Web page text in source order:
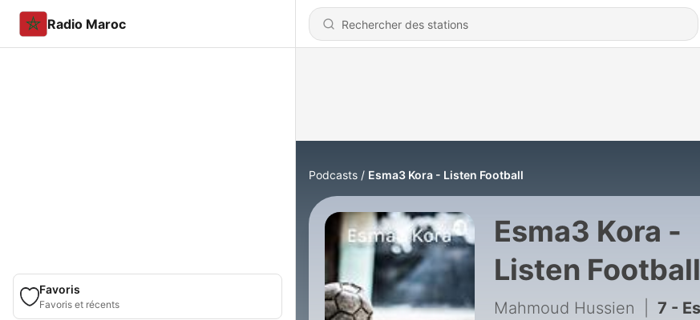
Radio Maroc
Favoris
Favoris et récents
Podcasts Esma3 Kora - Listen Football
Esma3 Kora -
Listen Football
Mahmoud Hussien